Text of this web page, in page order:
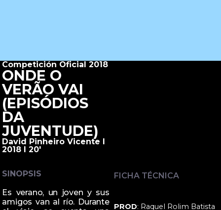
Competición Oficial 2018
ONDE O
VERÃO VAI
(EPISÓDIOS
DA
JUVENTUDE)
David Pinheiro Vicente I
2018 I 20'
SINOPSIS
Es verano, un joven y sus
amigos van al río. Durante
FICHA TÉCNICA
PROD: Raquel Rolim Batista